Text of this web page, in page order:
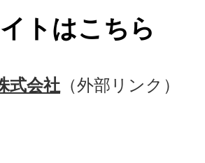
トはこちら
式会社 （外部リンク）